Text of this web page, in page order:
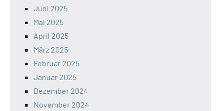
Juni 2025
Mai 2025
April 2025
März 2025
Februar 2025
Januar 2025
Dezember 2024
November 2024